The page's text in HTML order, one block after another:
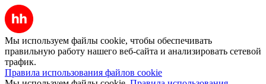
Мы используем файлы cookie, чтобы обеспечивать
правильную работу нашего веб-сайта и анализировать сетевой
трафик.
Правила использования файлов cookie